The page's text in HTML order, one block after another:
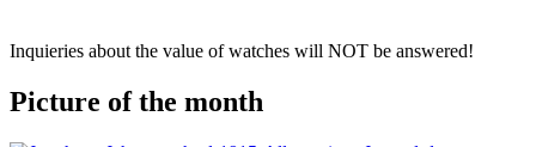
Inquieries about the value of watches will NOT be answered!
Picture of the month